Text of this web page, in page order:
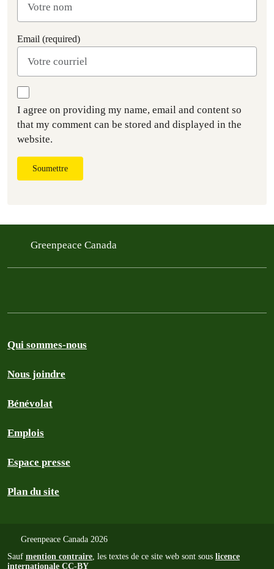
Email (required)
I agree on providing my name, email and content so
that my comment can be stored and displayed in the
website.
Soumettre
Greenpeace Canada
Qui sommes-nous
Nous joindre
Bénévolat
Emplois
Espace presse
Plan du site
Greenpeace Canada 2026
Sauf mention contraire, les textes de ce site web sont sous licence
internationale CC-BY